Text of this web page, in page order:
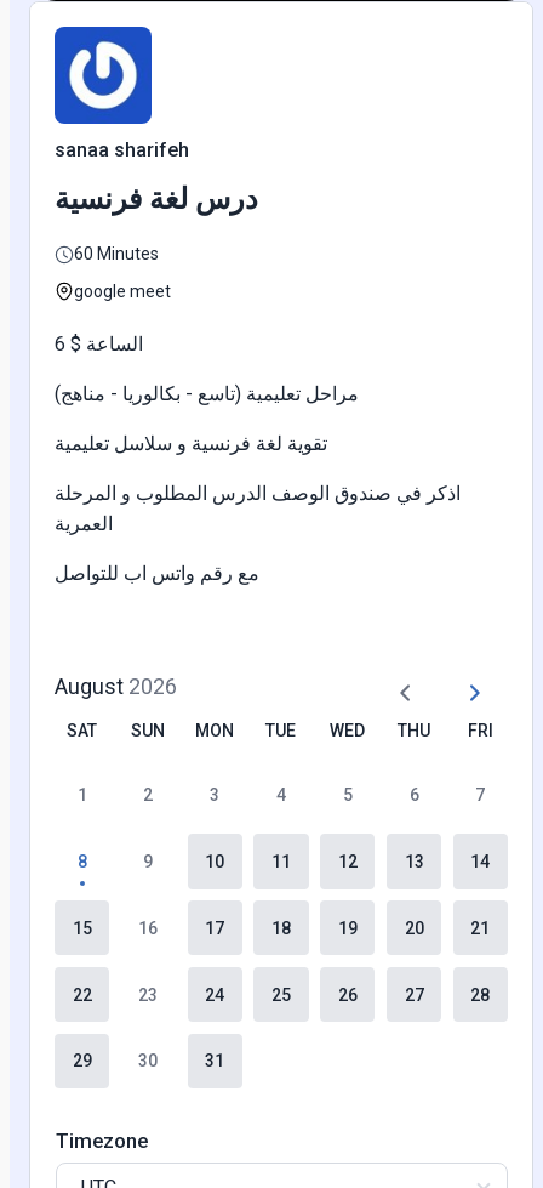
sanaa sharifeh
درس لغة فرنسية
60 Minutes
google meet
الساعة $ 6
مراحل تعليمية (تاسع - بكالوريا - مناهج)
تقوية لغة فرنسية و سلاسل تعليمية
اذكر في صندوق الوصف الدرس المطلوب و المرحلة
مع رقم واتس اب للتواصل
August 2026
SAT SUN MON TUE WED THU FRI
1 2 3 4 5 6 7
8 9 10 11 12 13 14
15 16 17 18 19 20 21
22 23 24 25 26 27 28
29 30 31
Timezone